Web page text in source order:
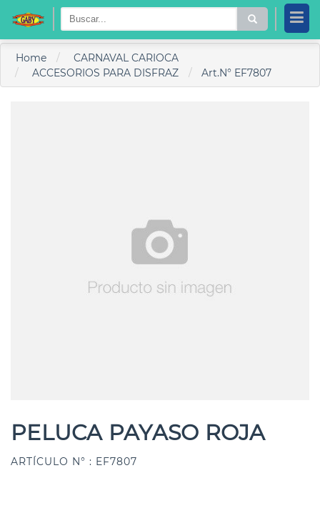
Home
CARNAVAL CARIOCA
ACCESORIOS PARA DISFRAZ
Art.N° EF7807
PELUCA PAYASO ROJA
ARTÍCULO N° : EF7807